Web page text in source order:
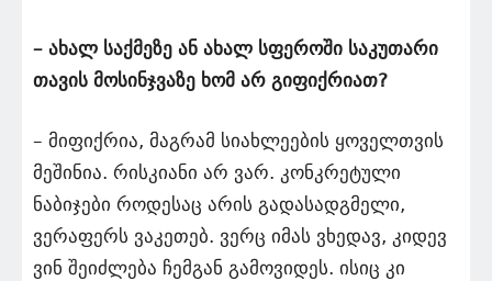
– ახალ საქმეზე ან ახალ სფეროში საკუთარი
თავის მოსინჯვაზე ხომ არ გიფიქრიათ?
– მიფიქრია, მაგრამ სიახლეების ყოველთვის
მეშინია. რისკიანი არ ვარ. კონკრეტული
ნაბიჯები როდესაც არის გადასადგმელი,
ვერაფერს ვაკეთებ. ვერც იმას ვხედავ, კიდევ
ვინ შეიძლება ჩემგან გამოვიდეს. ისიც კი